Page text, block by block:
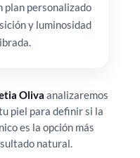
plan personalizado
y luminosidad
Oliva analizaremos
piel para definir si la
es la opción más
natural.